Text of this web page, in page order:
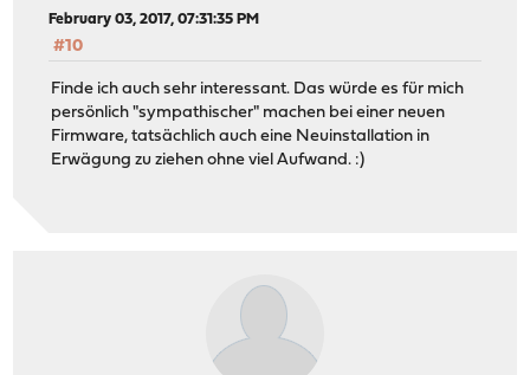
February 03, 2017, 07:31:35 PM
#10
Finde ich auch sehr interessant. Das würde es für mich
persönlich "sympathischer" machen bei einer neuen
Firmware, tatsächlich auch eine Neuinstallation in
Erwägung zu ziehen ohne viel Aufwand. :)